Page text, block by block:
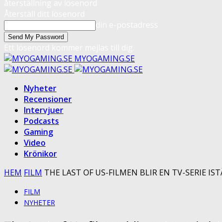
MYOGAMING.SE
Nyheter
Recensioner
Intervjuer
Podcasts
Gaming
Video
Krönikor
HEM FILM THE LAST OF US-FILMEN BLIR EN TV-SERIE
FILM
NYHETER